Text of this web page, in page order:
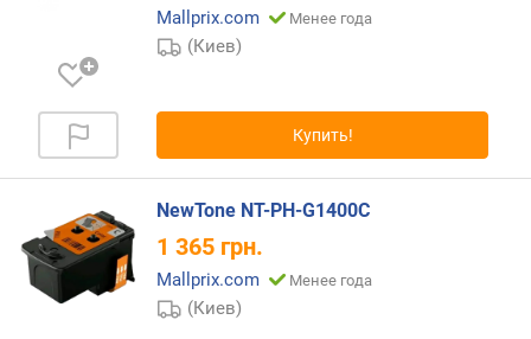
Mallprix.com Менее года
(Киев)
Купить!
NewTone NT-PH-G1400C
1 365 грн.
Mallprix.com Менее года
(Киев)